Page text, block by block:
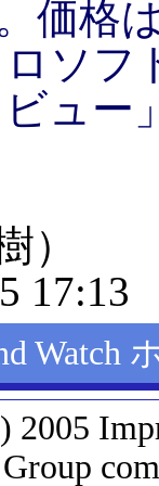
価格
ソフ
ュー
）
17:13
Watch
2005